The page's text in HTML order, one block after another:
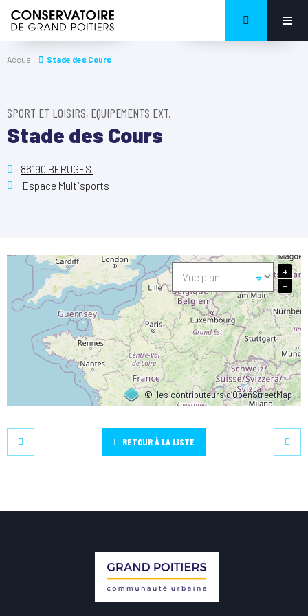
Accueil Stade des Cours
SPORT ET LOISIRS, EQUIPEMENTS EXT.
Stade des Cours
86190 BERUGES
Espace Multisports
©les contributeurs d’OpenStreetMap
+
−
RETOUR À LA LISTE